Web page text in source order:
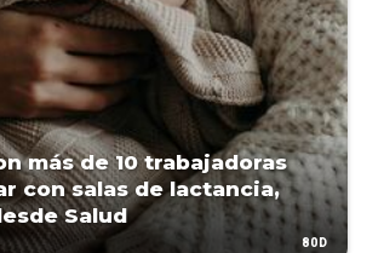
más de 10 trabajadoras
con salas de lactancia,
Salud
80D